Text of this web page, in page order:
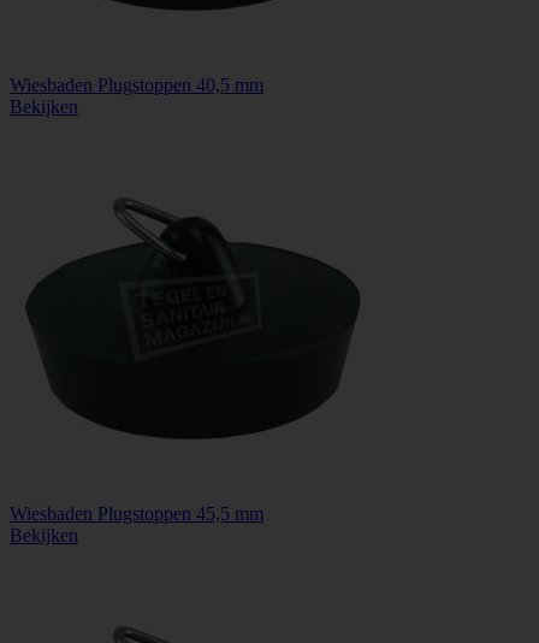
Wiesbaden Plugstoppen 40,5 mm
Bekijken
Wiesbaden Plugstoppen 45,5 mm
Bekijken